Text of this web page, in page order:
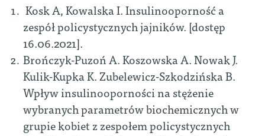
Kosk A, Kowalska I. Insulinooporność a
zespół policystycznych jajników. [dostęp
16.06.2021].
Brończyk-Puzoń A. Koszowska A. Nowak J.
Kulik-Kupka K. Zubelewicz-Szkodzińska B.
Wpływ insulinooporności na stężenie
wybranych parametrów biochemicznych w
grupie kobiet z zespołem policystycznych